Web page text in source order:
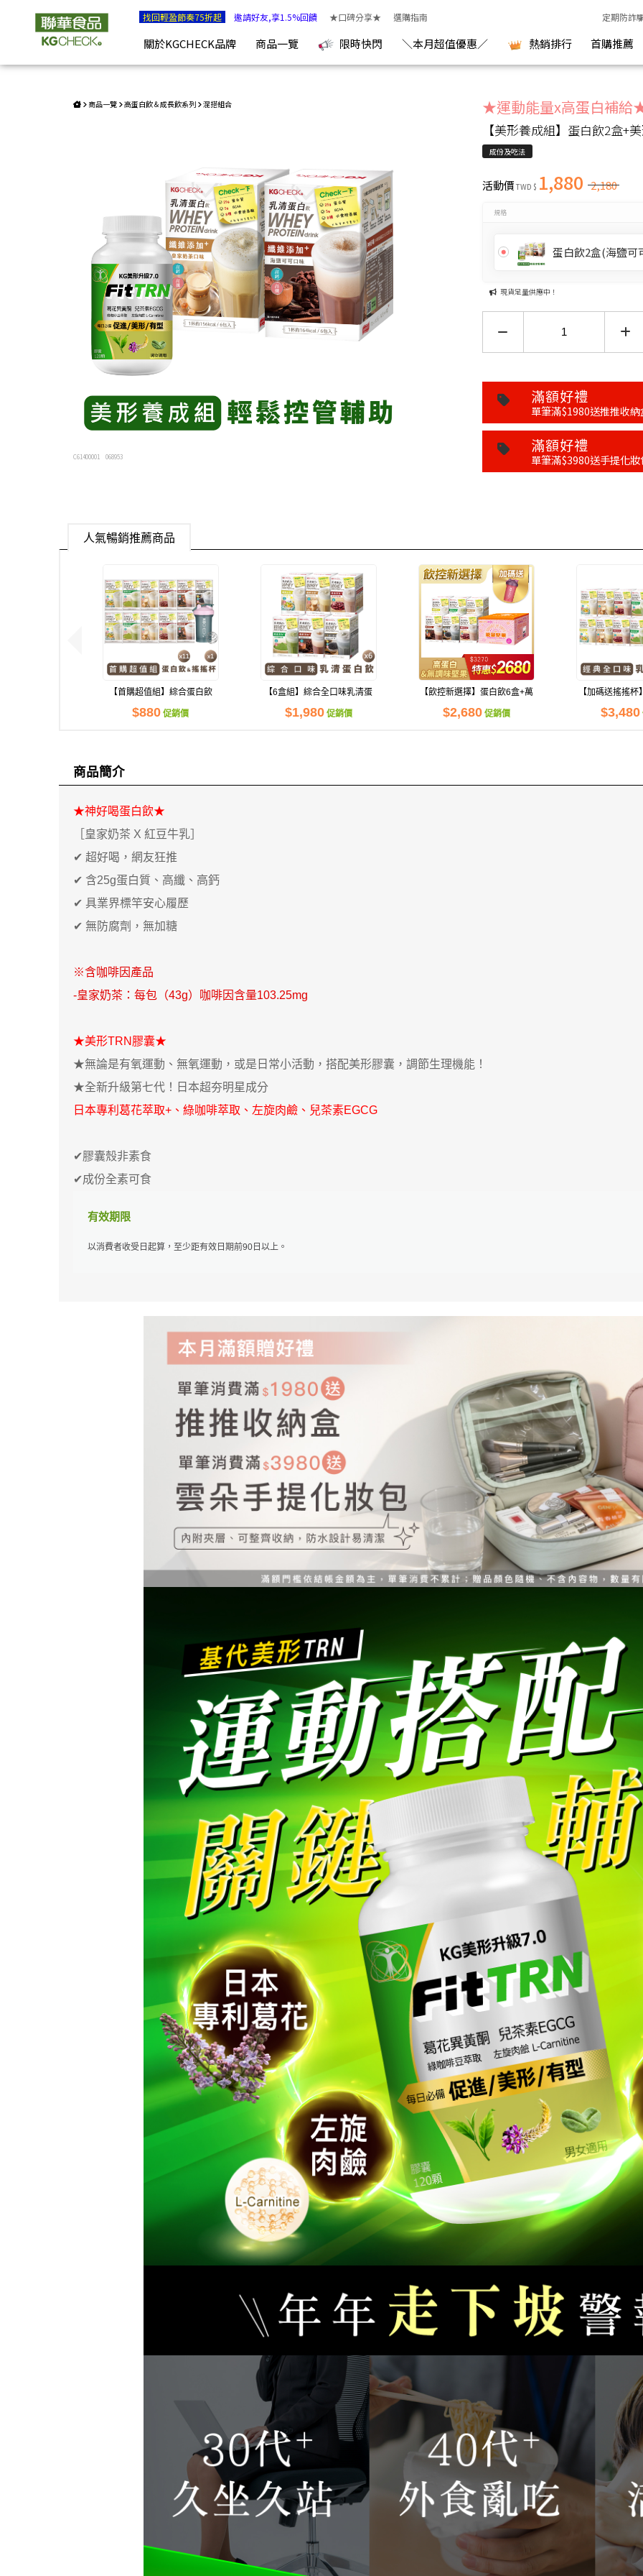
【美形養成組】蛋白飲2盒+美形TRN膠囊 | KGCHECK聯華食品生醫研究室
找回輕盈節奏75折起 邀請好友,享1.5%回饋 ★口碑分享★ 選購指南 定期防詐
關於KGCHECK品牌 商品一覽 限時快閃 ＼本月超值優惠／ 熱銷排行 首購推薦
商品一覽 高蛋白飲＆成長飲系列 混搭組合
C61400001 068953
★運動能量x高蛋白補給
【美形養成組】蛋白飲2盒+
成份及吃法
活動價 TWD $ 1,880 2,180
規格
蛋白飲2盒(海鹽可
現貨足量供應中！
滿額好禮
單筆滿$1980送推推收
滿額好禮
單筆滿$3980送手提化
人氣暢銷推薦商品
【首購超值組】綜合蛋白飲
+搖搖杯
$880 促銷價
【6盒組】綜合全口味乳清蛋
白飲
$1,980促銷價
【飲控新選擇】蛋白飲6盒+萬
歲牌能量堅果1盒
$2,680促銷價
【加碼送搖搖
乳清蛋
$3,480
商品簡介
★神好喝蛋白飲★
［皇家奶茶 X 紅豆牛乳］
✔ 超好喝，網友狂推
✔ 含25g蛋白質、高纖、高鈣
✔ 具業界標竿安心履歷
✔ 無防腐劑，無加糖
※含咖啡因產品
-皇家奶茶：每包（43g）咖啡因含量103.25mg
★美形TRN膠囊★
★無論是有氧運動、無氧運動，或是日常小活動，搭配美形膠囊，調節生理機能！
★全新升級第七代！日本超夯明星成分
日本專利葛花萃取+、綠咖啡萃取、左旋肉鹼、兒茶素EGCG
✔膠囊殼非素食
✔成份全素可食
有效期限
以消費者收受日起算，至少距有效日期前90日以上。